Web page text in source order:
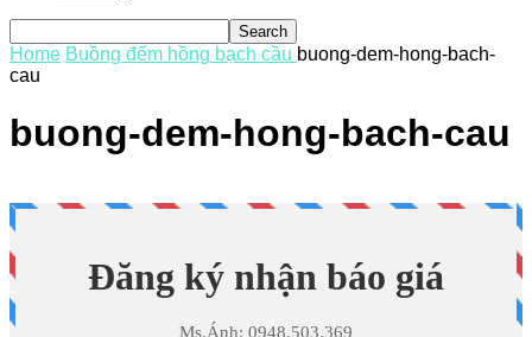
Home Buồng đếm hồng bạch cầu buong-dem-hong-bach-
cau
buong-dem-hong-bach-cau